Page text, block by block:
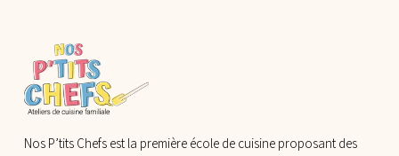
Nos P’tits Chefs est la première école de cuisine proposant des